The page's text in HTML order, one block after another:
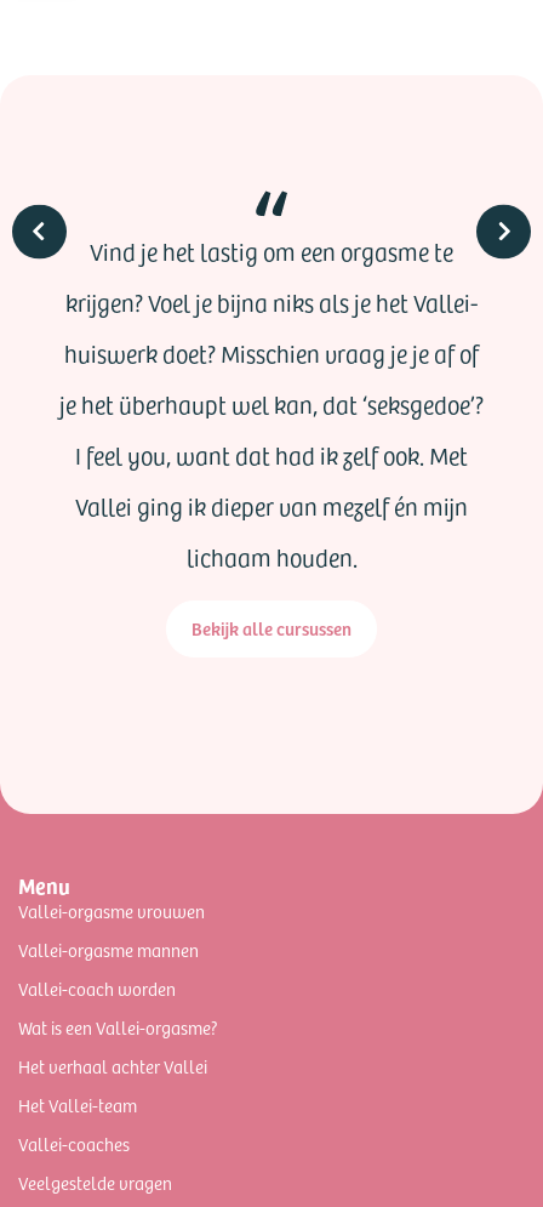
Vind je het lastig om een orgasme te
krijgen? Voel je bijna niks als je het Vallei-
huiswerk doet? Misschien vraag je je af of
je het überhaupt wel kan, dat ‘seksgedoe’?
I feel you, want dat had ik zelf ook. Met
Vallei ging ik dieper van mezelf én mijn
lichaam houden.
Bekijk alle cursussen
Menu
Vallei-orgasme vrouwen
Vallei-orgasme mannen
Vallei-coach worden
Wat is een Vallei-orgasme?
Het verhaal achter Vallei
Het Vallei-team
Vallei-coaches
Veelgestelde vragen